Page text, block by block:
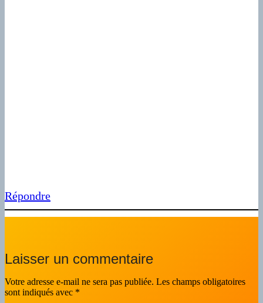
Répondre
Laisser un commentaire
Votre adresse e-mail ne sera pas publiée. Les champs obligatoires
sont indiqués avec *